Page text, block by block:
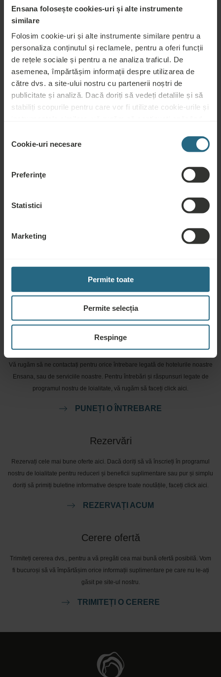
Ensana folosește cookies-uri și alte instrumente
similare
Folosim cookie-uri și alte instrumente similare pentru a
personaliza conținutul și reclamele, pentru a oferi funcții
de rețele sociale și pentru a ne analiza traficul. De
asemenea, împărtășim informații despre utilizarea de
către dvs. a site-ului nostru cu partenerii noștri de
publicitate și analiză. Dacă doriți să vedeți detaliile și să
stabiliți scopurile pentru care vor fi utilizate cookie-urile și
clienți, continuați cu butonul „Activați tot”.
consimțământului
Cookie-uri necesare
Preferinţe
Statistici
Marketing
Permite toate
Permite selecția
Respinge
Wi-Fi Restaurant Bar
Săli de
întâlnire
Recepție 24hParcare garaj
Parcare
Accesibil
pentru
Nefumători
Întrebări
Vă rugăm să ne contactați pentru orice întrebare legată de hotelurile noastre
Ensana, sau de serviciile noastre. Pentru întrebări și răspunsuri legate de
programul nostru de loialitate, vă rugăm să faceți click aici.
PUNEȚI O ÎNTREBARE
Rezervări
Rezervați cele mai bune oferte aici. Dacă doriți să vă înscrieți în programul
nostru de loialitate pentru reduceri și beneficii suplimentare sau pur și simplu
doriți să primiți buletine informative despre toate noutățile, faceți click aici.
REZERVAȚI ACUM
Cerere ofertă
Trimiteți cererea dvs., pentru a vă pregăti cea mai bună ofertă posibilă. Vom
fi bucuroși să vă împărtășim orice informații suplimentare pe care nu le-ați
găsit pe site-ul nostru.
TRIMITEȚI O CERERE